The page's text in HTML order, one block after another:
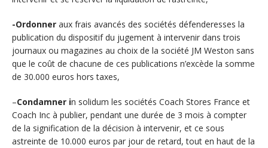
-Ordonner aux frais avancés des sociétés défenderesses la
publication du dispositif du jugement à intervenir dans trois
journaux ou magazines au choix de la société JM Weston sans
que le coût de chacune de ces publications n’excède la somme
de 30.000 euros hors taxes,
–Condamner in solidum les sociétés Coach Stores France et
Coach Inc à publier, pendant une durée de 3 mois à compter
de la signification de la décision à intervenir, et ce sous
astreinte de 10.000 euros par jour de retard, tout en haut de la